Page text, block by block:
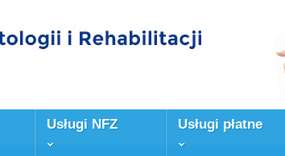
Usługi NFZ Usługi płatne